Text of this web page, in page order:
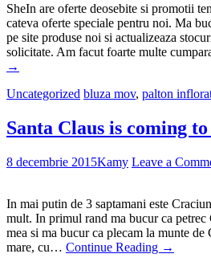
SheIn are oferte deosebite si promotii
cateva oferte speciale pentru noi. Ma
pe site produse noi si actualizeaza
solicitate. Am facut foarte multe
→
Uncategorized bluza mov, palton
Santa Claus is coming
8 decembrie 2015Kamy Leave a
In mai putin de 3 saptamani este
mult. In primul rand ma bucur ca
mea si ma bucur ca plecam la munte de
mare, cu… Continue Reading →